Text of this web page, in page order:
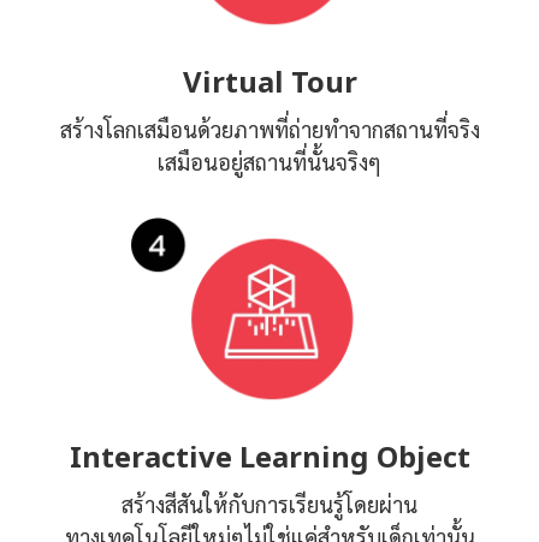
Virtual Tour
สร้างโลกเสมือนด้วยภาพที่ถ่ายทำจากสถานที่จริง
เสมือนอยู่สถานที่นั้นจริงๆ
Interactive Learning Object
สร้างสีสันให้กับการเรียนรู้โดยผ่าน